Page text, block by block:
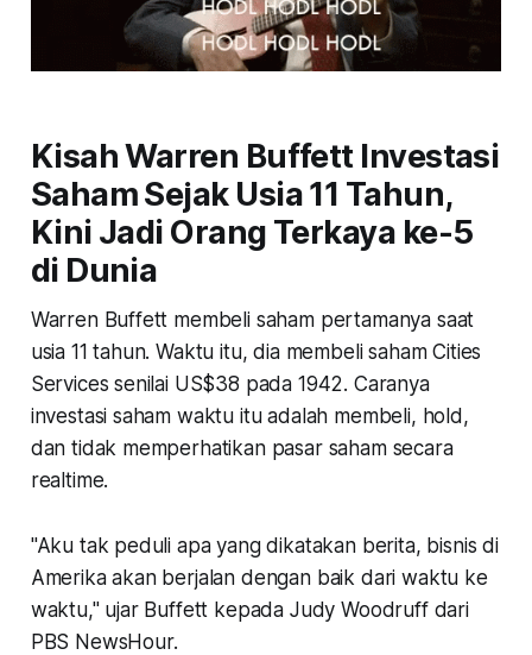
Kisah Warren Buffett Investasi
Saham Sejak Usia 11 Tahun,
Kini Jadi Orang Terkaya ke-5
di Dunia
Warren Buffett membeli saham pertamanya saat
usia 11 tahun. Waktu itu, dia membeli saham Cities
Services senilai US$38 pada 1942. Caranya
investasi saham waktu itu adalah membeli, hold,
dan tidak memperhatikan pasar saham secara
realtime.
"Aku tak peduli apa yang dikatakan berita, bisnis di
Amerika akan berjalan dengan baik dari waktu ke
waktu," ujar Buffett kepada Judy Woodruff dari
PBS NewsHour.